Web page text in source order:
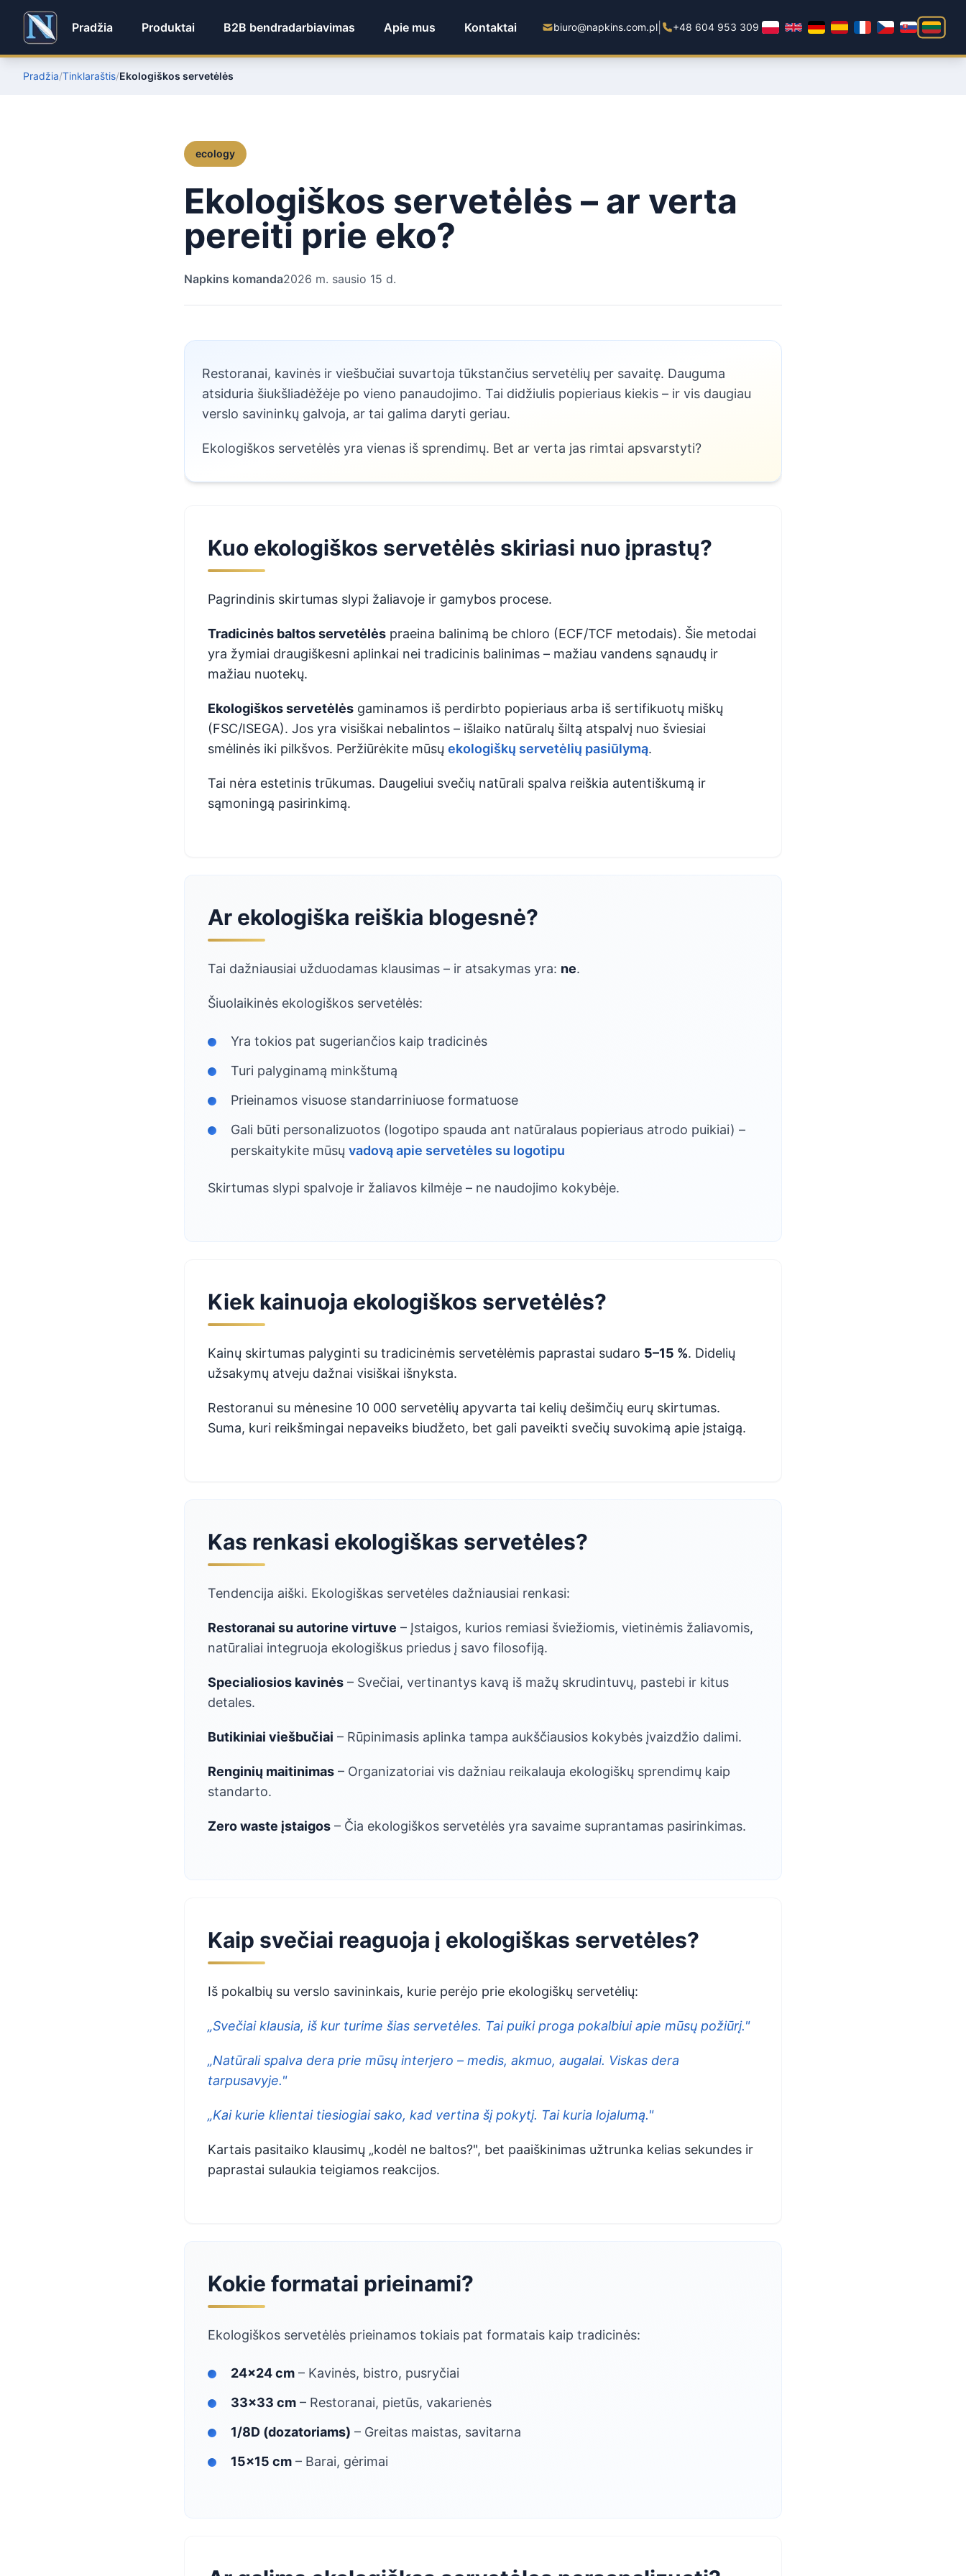
Pradžia Produktai B2B bendradarbiavimas Apie mus Kontaktai biuro@napkins.com.pl +48 604 953 309
Pradžia/Tinklaraštis/Ekologiškos servetėlės
ecology
Ekologiškos servetėlės – ar verta
pereiti prie eko?
Napkins komanda2026 m. sausio 15 d.
Restoranai, kavinės ir viešbučiai suvartoja tūkstančius servetėlių per savaitę. Dauguma
atsiduria šiukšliadėžėje po vieno panaudojimo. Tai didžiulis popieriaus kiekis – ir vis daugiau
verslo savininkų galvoja, ar tai galima daryti geriau.
Ekologiškos servetėlės yra vienas iš sprendimų. Bet ar verta jas rimtai apsvarstyti?
Kuo ekologiškos servetėlės skiriasi nuo įprastų?
Pagrindinis skirtumas slypi žaliavoje ir gamybos procese.
Tradicinės baltos servetėlės praeina balinimą be chloro (ECF/TCF metodais). Šie metodai
yra žymiai draugiškesni aplinkai nei tradicinis balinimas – mažiau vandens sąnaudų ir
mažiau nuotekų.
Ekologiškos servetėlės gaminamos iš perdirbto popieriaus arba iš sertifikuotų miškų
(FSC/ISEGA). Jos yra visiškai nebalintos – išlaiko natūralų šiltą atspalvį nuo šviesiai
smėlinės iki pilkšvos. Peržiūrėkite mūsų ekologiškų servetėlių pasiūlymą.
Tai nėra estetinis trūkumas. Daugeliui svečių natūrali spalva reiškia autentiškumą ir
sąmoningą pasirinkimą.
Ar ekologiška reiškia blogesnė?
Tai dažniausiai užduodamas klausimas – ir atsakymas yra: ne.
Šiuolaikinės ekologiškos servetėlės:
Yra tokios pat sugeriančios kaip tradicinės
Turi palyginamą minkštumą
Prieinamos visuose standarriniuose formatuose
Gali būti personalizuotos (logotipo spauda ant natūralaus popieriaus atrodo puikiai) –
perskaitykite mūsų vadovą apie servetėles su logotipu
Skirtumas slypi spalvoje ir žaliavos kilmėje – ne naudojimo kokybėje.
Kiek kainuoja ekologiškos servetėlės?
Kainų skirtumas palyginti su tradicinėmis servetėlėmis paprastai sudaro 5–15 %. Didelių
užsakymų atveju dažnai visiškai išnyksta.
Restoranui su mėnesine 10 000 servetėlių apyvarta tai kelių dešimčių eurų skirtumas.
Suma, kuri reikšmingai nepaveiks biudžeto, bet gali paveikti svečių suvokimą apie įstaigą.
Kas renkasi ekologiškas servetėles?
Tendencija aiški. Ekologiškas servetėles dažniausiai renkasi:
Restoranai su autorine virtuve – Įstaigos, kurios remiasi šviežiomis, vietinėmis žaliavomis,
natūraliai integruoja ekologiškus priedus į savo filosofiją.
Specialiosios kavinės – Svečiai, vertinantys kavą iš mažų skrudintuvų, pastebi ir kitus
detales.
Butikiniai viešbučiai – Rūpinimasis aplinka tampa aukščiausios kokybės įvaizdžio dalimi.
Renginių maitinimas – Organizatoriai vis dažniau reikalauja ekologiškų sprendimų kaip
standarto.
Zero waste įstaigos – Čia ekologiškos servetėlės yra savaime suprantamas pasirinkimas.
Kaip svečiai reaguoja į ekologiškas servetėles?
Iš pokalbių su verslo savininkais, kurie perėjo prie ekologiškų servetėlių:
„Svečiai klausia, iš kur turime šias servetėles. Tai puiki proga pokalbiui apie mūsų požiūrį."
„Natūrali spalva dera prie mūsų interjero – medis, akmuo, augalai. Viskas dera
tarpusavyje."
„Kai kurie klientai tiesiogiai sako, kad vertina šį pokytį. Tai kuria lojalumą."
Kartais pasitaiko klausimų „kodėl ne baltos?", bet paaiškinimas užtrunka kelias sekundes ir
paprastai sulaukia teigiamos reakcijos.
Kokie formatai prieinami?
Ekologiškos servetėlės prieinamos tokiais pat formatais kaip tradicinės:
24×24 cm – Kavinės, bistro, pusryčiai
33×33 cm – Restoranai, pietūs, vakarienės
1/8D (dozatoriams) – Greitas maistas, savitarna
15×15 cm – Barai, gėrimai